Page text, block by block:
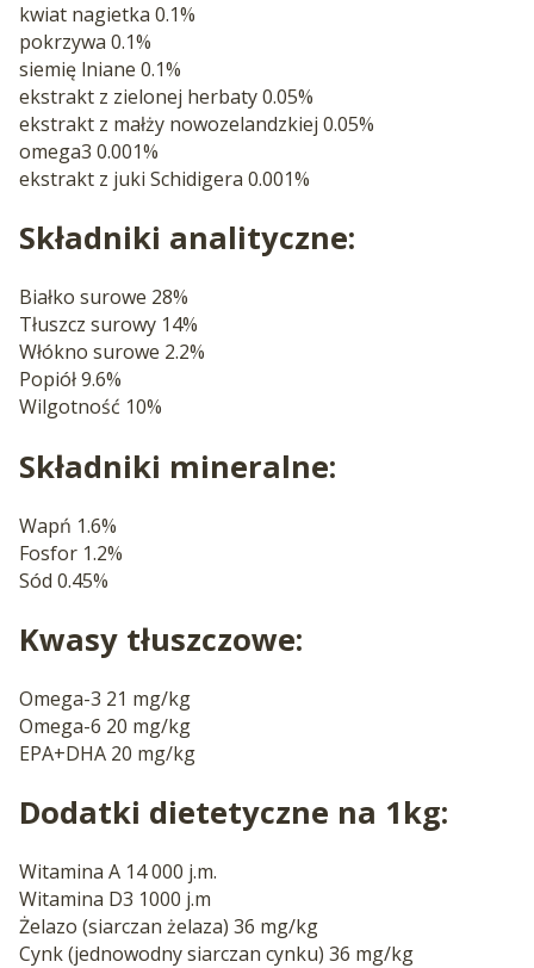
kwiat nagietka 0.1%
pokrzywa 0.1%
siemię lniane 0.1%
ekstrakt z zielonej herbaty 0.05%
ekstrakt z małży nowozelandzkiej 0.05%
omega3 0.001%
ekstrakt z juki Schidigera 0.001%
Składniki analityczne:
Białko surowe 28%
Tłuszcz surowy 14%
Włókno surowe 2.2%
Popiół 9.6%
Wilgotność 10%
Składniki mineralne:
Wapń 1.6%
Fosfor 1.2%
Sód 0.45%
Kwasy tłuszczowe:
Omega-3 21 mg/kg
Omega-6 20 mg/kg
EPA+DHA 20 mg/kg
Dodatki dietetyczne na 1kg:
Witamina A 14 000 j.m.
Witamina D3 1000 j.m
Żelazo (siarczan żelaza) 36 mg/kg
Cynk (jednowodny siarczan cynku) 36 mg/kg